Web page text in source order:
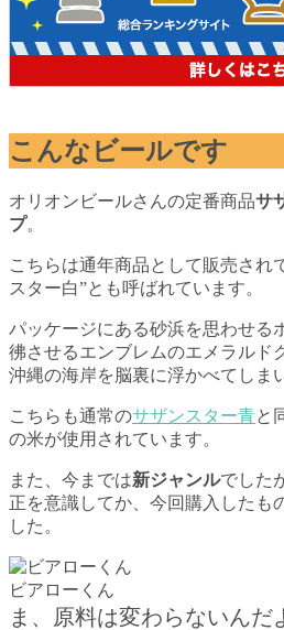
こんなビールです
オリオンビールさんの定番商品サ
プ。
こちらは通年商品として販売され
スター白”とも呼ばれています。
パッケージにある砂浜を思わせる
彿させるエンブレムのエメラルド
沖縄の海岸を脳裏に浮かべてしま
こちらも通常のサザンスター青と
の米が使用されています。
また、今までは新ジャンルでした
正を意識してか、今回購入したも
した。
ビアローくん
ま、原料は変わらないんだ